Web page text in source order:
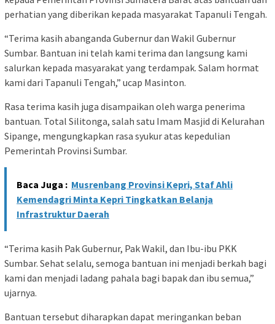
perhatian yang diberikan kepada masyarakat Tapanuli Tengah.
“Terima kasih abanganda Gubernur dan Wakil Gubernur
Sumbar. Bantuan ini telah kami terima dan langsung kami
salurkan kepada masyarakat yang terdampak. Salam hormat
kami dari Tapanuli Tengah,” ucap Masinton.
Rasa terima kasih juga disampaikan oleh warga penerima
bantuan. Total Silitonga, salah satu Imam Masjid di Kelurahan
Sipange, mengungkapkan rasa syukur atas kepedulian
Pemerintah Provinsi Sumbar.
Baca Juga : Musrenbang Provinsi Kepri, Staf Ahli
Kemendagri Minta Kepri Tingkatkan Belanja
Infrastruktur Daerah
“Terima kasih Pak Gubernur, Pak Wakil, dan Ibu-ibu PKK
Sumbar. Sehat selalu, semoga bantuan ini menjadi berkah bagi
kami dan menjadi ladang pahala bagi bapak dan ibu semua,”
ujarnya.
Bantuan tersebut diharapkan dapat meringankan beban